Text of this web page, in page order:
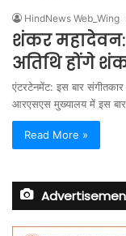
HindNews Web_Wing
शंकर महादेवन:
अतिथि होंगे
एंटरटेनमेंट: इस बार
आरएसएस मुख्यालय में इस बार
Read More »